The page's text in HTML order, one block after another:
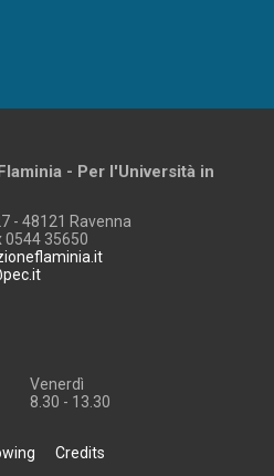
- Per l'Università in
- 48121 Ravenna
0544 35650
Venerdì
8.30 - 13.30
Credits